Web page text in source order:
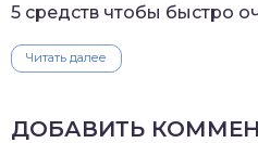
5 средств чтобы быстро
Читать далее
ДОБАВИТЬ